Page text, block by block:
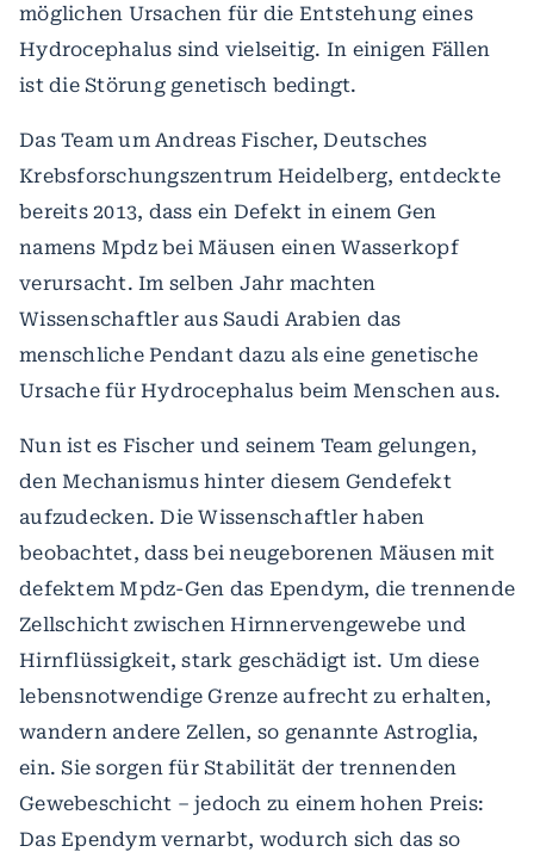
möglichen Ursachen für die Entstehung eines
Hydrocephalus sind vielseitig. In einigen Fällen
ist die Störung genetisch bedingt.
Das Team um Andreas Fischer, Deutsches
Krebsforschungszentrum Heidelberg, entdeckte
bereits 2013, dass ein Defekt in einem Gen
namens Mpdz bei Mäusen einen Wasserkopf
verursacht. Im selben Jahr machten
Wissenschaftler aus Saudi Arabien das
menschliche Pendant dazu als eine genetische
Ursache für Hydrocephalus beim Menschen aus.
Nun ist es Fischer und seinem Team gelungen,
den Mechanismus hinter diesem Gendefekt
aufzudecken. Die Wissenschaftler haben
beobachtet, dass bei neugeborenen Mäusen mit
defektem Mpdz-Gen das Ependym, die trennende
Zellschicht zwischen Hirnnervengewebe und
Hirnflüssigkeit, stark geschädigt ist. Um diese
lebensnotwendige Grenze aufrecht zu erhalten,
wandern andere Zellen, so genannte Astroglia,
ein. Sie sorgen für Stabilität der trennenden
Gewebeschicht – jedoch zu einem hohen Preis:
Das Ependym vernarbt, wodurch sich das so